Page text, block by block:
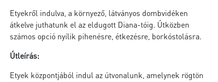
Etyekről indulva, a környező, látványos dombvidéken
átkelve juthatunk el az eldugott Diana-tóig. Útközben
számos opció nyílik pihenésre, étkezésre, borkóstolásra.
Útleírás:
Etyek központjából indul az útvonalunk, amelynek rögtön